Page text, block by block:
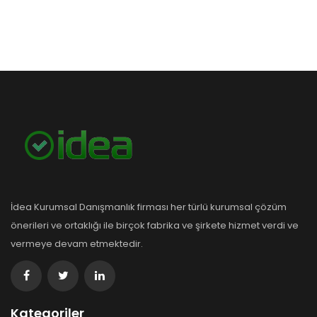
İdea Kurumsal Danışmanlık firması her türlü kurumsal çözüm
önerileri ve ortaklığı ile birçok fabrika ve şirkete hizmet verdi ve
vermeye devam etmektedir.
Kategoriler